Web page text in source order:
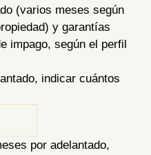
(varios meses según
y garantías
impago, según el perfil
indicar cuántos
por adelantado,